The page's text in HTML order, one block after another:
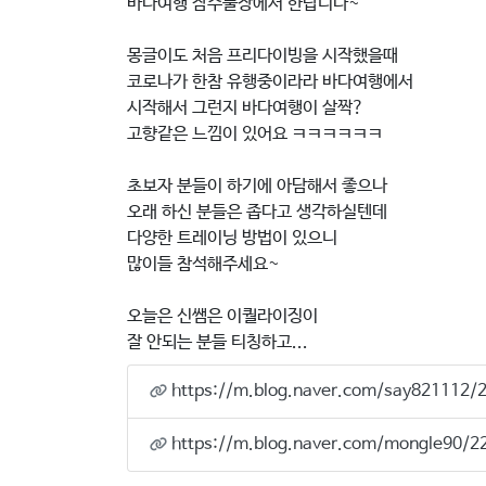
몽글이도 처음 프리다이빙을 시작했을때
코로나가 한참 유행중이라라 바다여행에서
시작해서 그런지 바다여행이 살짝?
고향같은 느낌이 있어요 ㅋㅋㅋㅋㅋㅋ
초보자 분들이 하기에 아담해서 좋으나
오래 하신 분들은 좁다고 생각하실텐데
다양한 트레이닝 방법이 있으니
많이들 참석해주세요~
오늘은 신쌤은 이퀄라이징이
잘 안되는 분들 티칭하고...
https://m.blog.naver.com/say821112/
https://m.blog.naver.com/mongle90/